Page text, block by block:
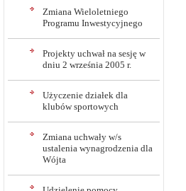
Zmiana Wieloletniego
Programu Inwestycyjnego
Projekty uchwał na sesję w
dniu 2 września 2005 r.
Użyczenie działek dla
klubów sportowych
Zmiana uchwały w/s
ustalenia wynagrodzenia dla
Wójta